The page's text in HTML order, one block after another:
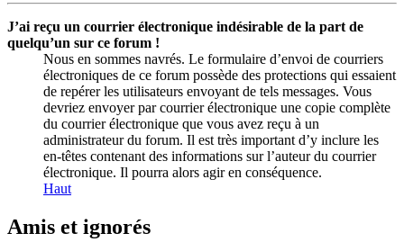
J’ai reçu un courrier électronique indésirable de la part de
quelqu’un sur ce forum !
Nous en sommes navrés. Le formulaire d’envoi de courriers
électroniques de ce forum possède des protections qui essaient
de repérer les utilisateurs envoyant de tels messages. Vous
devriez envoyer par courrier électronique une copie complète
du courrier électronique que vous avez reçu à un
administrateur du forum. Il est très important d’y inclure les
en-têtes contenant des informations sur l’auteur du courrier
électronique. Il pourra alors agir en conséquence.
Haut
Amis et ignorés